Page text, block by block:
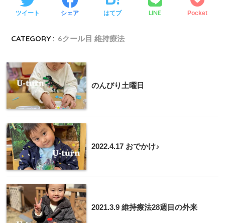
ツイート シェア はてブ LINE Pocket
CATEGORY : 6クール目 維持療法
のんびり土曜日
2022.4.17 おでかけ♪
2021.3.9 維持療法28週目の外来